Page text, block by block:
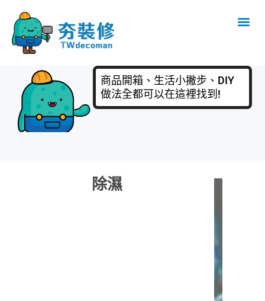
商品開箱、生活小撇步、DIY
做法全都可以在這裡找到!
除濕